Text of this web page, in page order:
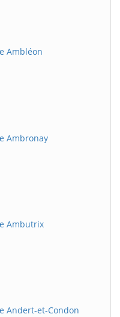
Ambléon
Ambronay
Ambutrix
Andert-et-Condon